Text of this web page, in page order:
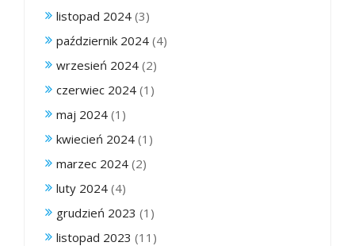
listopad 2024 (3)
październik 2024 (4)
wrzesień 2024 (2)
czerwiec 2024 (1)
maj 2024 (1)
kwiecień 2024 (1)
marzec 2024 (2)
luty 2024 (4)
grudzień 2023 (1)
listopad 2023 (11)